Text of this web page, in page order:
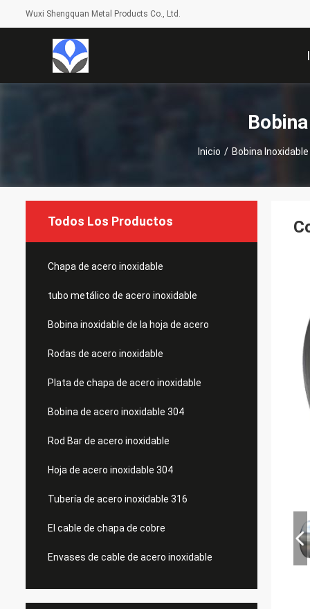
Wuxi Shengquan Metal Products Co., Ltd.
Inicio / Bobina
Todos Los Productos
Chapa de acero inoxidable
tubo metálico de acero inoxidable
Bobina inoxidable de la hoja de acero
Rodas de acero inoxidable
Plata de chapa de acero inoxidable
Bobina de acero inoxidable 304
Rod Bar de acero inoxidable
Hoja de acero inoxidable 304
Tubería de acero inoxidable 316
El cable de chapa de cobre
Envases de cable de acero inoxidable